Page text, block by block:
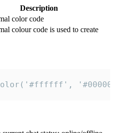
Description
color code
colour code is used to create